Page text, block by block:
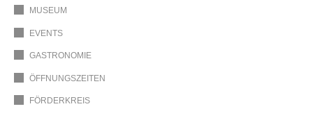
MUSEUM
EVENTS
GASTRONOMIE
ÖFFNUNGSZEITEN
FÖRDERKREIS